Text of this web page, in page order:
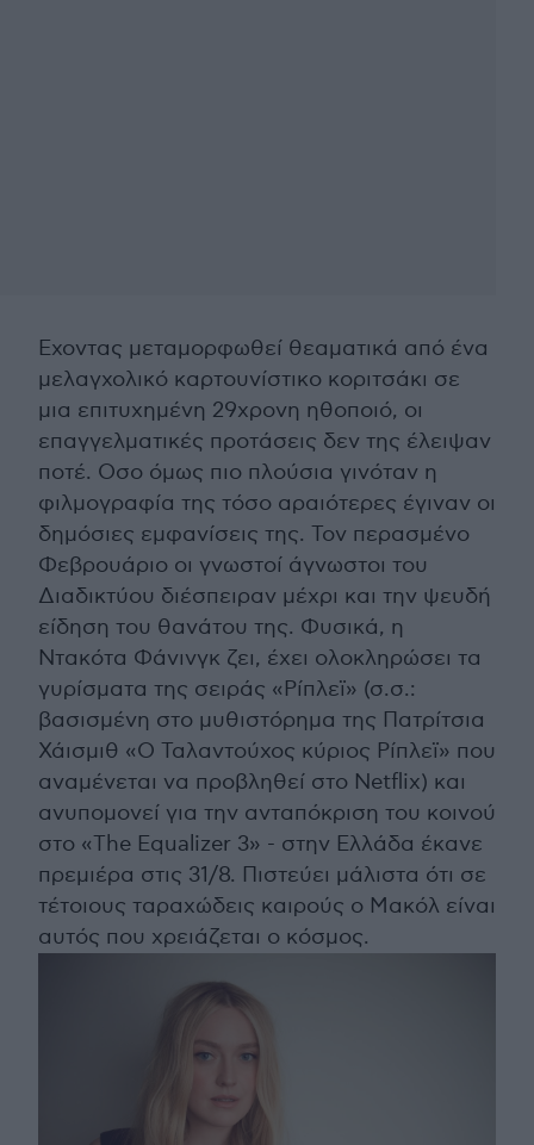
Εχοντας μεταμορφωθεί θεαματικά από ένα
μελαγχολικό καρτουνίστικο κοριτσάκι σε
μια επιτυχημένη 29χρονη ηθοποιό, οι
επαγγελματικές προτάσεις δεν της έλειψαν
ποτέ. Οσο όμως πιο πλούσια γινόταν η
φιλμογραφία της τόσο αραιότερες έγιναν οι
δημόσιες εμφανίσεις της. Τον περασμένο
Φεβρουάριο οι γνωστοί άγνωστοι του
Διαδικτύου διέσπειραν μέχρι και την ψευδή
είδηση του θανάτου της. Φυσικά, η
Ντακότα Φάνινγκ ζει, έχει ολοκληρώσει τα
γυρίσματα της σειράς «Ρίπλεϊ» (σ.σ.:
βασισμένη στο μυθιστόρημα της Πατρίτσια
Χάισμιθ «O Ταλαντούχος κύριος Ρίπλεϊ» που
αναμένεται να προβληθεί στο Netflix) και
ανυπομονεί για την ανταπόκριση του κοινού
στο «The Equalizer 3» - στην Ελλάδα έκανε
πρεμιέρα στις 31/8. Πιστεύει μάλιστα ότι σε
τέτοιους ταραχώδεις καιρούς ο Μακόλ είναι
αυτός που χρειάζεται ο κόσμος.